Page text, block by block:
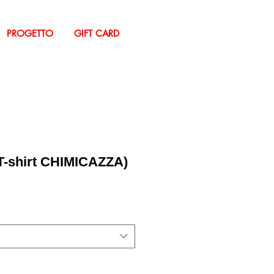
PROGETTO GIFT CARD
shirt CHIMICAZZA)